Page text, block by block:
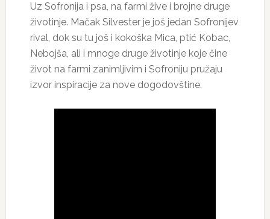
Uz Sofronija i psa, na farmi žive i brojne druge
životinje. Mačak Silvester je još jedan Sofronijev
rival, dok su tu još i kokoška Mica, ptić Kobac,
Nebojša, ali i mnoge druge životinje koje čine
život na farmi zanimljivim i Sofroniju pružaju
izvor inspiracije za nove dogodovštine.